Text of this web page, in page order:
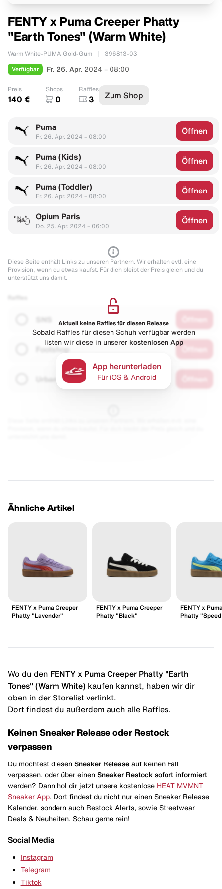
FENTY x Puma Creeper Phatty
"Earth Tones" (Warm White)
Warm White-PUMA Gold-Gum 396813-03
Verfügbar Fr. 26. Apr. 2024 – 08:00
Preis
140 €
Shops
0
Raffles
3 Zum Shop
Puma
Fr. 26. Apr. 2024 – 08:00
Öffnen
Puma (Kids)
Fr. 26. Apr. 2024 – 08:00
Öffnen
Puma (Toddler)
Fr. 26. Apr. 2024 – 08:00
Öffnen
Opium Paris
Do. 25. Apr. 2024 – 06:00
Öffnen
Diese Seite enthält Links zu unseren Partnern. Wir erhalten evtl. eine
Provision, wenn du etwas kaufst. Für dich bleibt der Preis gleich und du
unterstützt uns damit.
Footshop
Urbanstaroma
Aktuell keine Raffles für diesen Release
Sobald Raffles für diesen Schuh verfügbar werden
listen wir diese in unserer kostenlosen App
App herunterladen
Für iOS & Android
Ähnliche Artikel
FENTY x Puma Creeper
Phatty "Lavender"
FENTY x Puma Creeper
Phatty "Black"
FENTY x
Phatty
Wo du den FENTY x Puma Creeper Phatty "Earth
Tones" (Warm White) kaufen kannst, haben wir dir
oben in der Storelist verlinkt.
Dort findest du außerdem auch alle Raffles.
Keinen Sneaker Release oder Restock
verpassen
Du möchtest diesen Sneaker Release auf keinen Fall
verpassen, oder über einen Sneaker Restock sofort informiert
werden? Dann hol dir jetzt unsere kostenlose HEAT MVMNT
Sneaker App . Dort findest du nicht nur einen Sneaker Release
Kalender, sondern auch Restock Alerts, sowie Streetwear
Deals & Neuheiten. Schau gerne rein!
Social Media
Instagram
Telegram
Tiktok